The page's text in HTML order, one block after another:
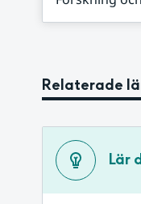
Relaterade
Lär